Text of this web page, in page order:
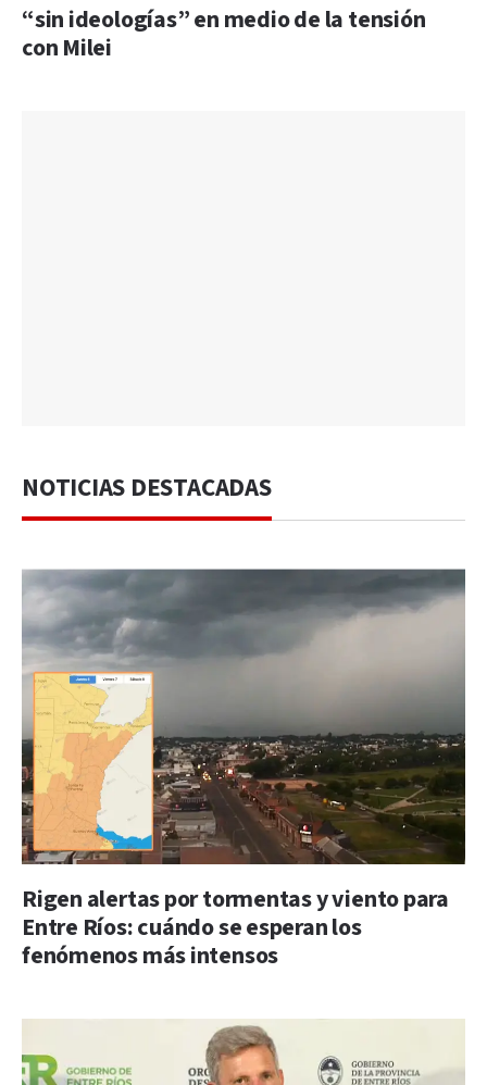
“sin ideologías” en medio de la tensión
con Milei
NOTICIAS DESTACADAS
Rigen alertas por tormentas y viento para
Entre Ríos: cuándo se esperan los
fenómenos más intensos